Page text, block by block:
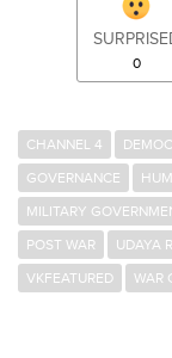
0
CHANNEL 4
GOVERNANCE
MILITARY
POST WAR
UDAYA
VKFEATURED
WAR